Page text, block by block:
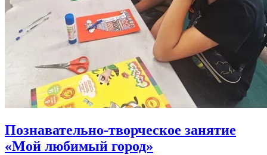
Познавательно-творческое занятие
«Мой любимый город»